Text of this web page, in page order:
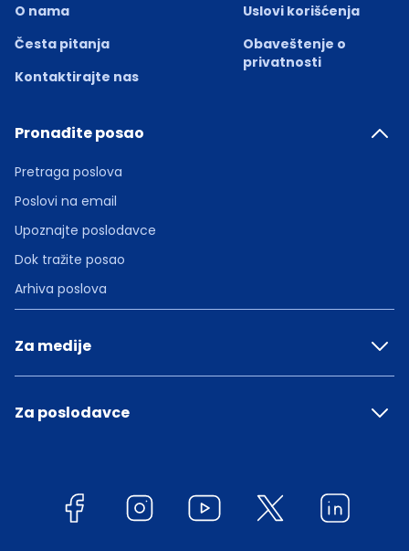
O nama
Česta pitanja
Kontaktirajte nas
Uslovi korišćenja
Obaveštenje o
privatnosti
Pronađite posao
Pretraga poslova
Poslovi na email
Upoznajte poslodavce
Dok tražite posao
Arhiva poslova
Za medije
Za poslodavce